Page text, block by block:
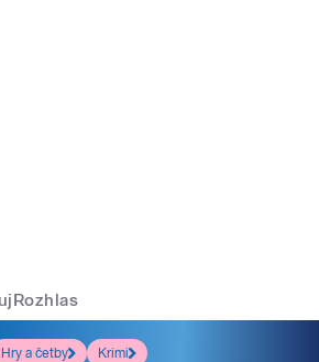
Hry a četby
Krimi